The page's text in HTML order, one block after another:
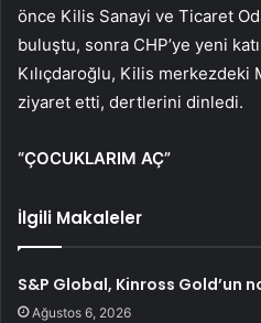
önce Kilis Sanayi ve Ticaret
buluştu, sonra CHP’ye yeni
Kılıçdaroğlu, Kilis merkezdeki
ziyaret etti, dertlerini dinledi.
“ÇOCUKLARIM AÇ”
İlgili Makaleler
S&P Global, Kinross Gold’un
Ağustos 6, 2026